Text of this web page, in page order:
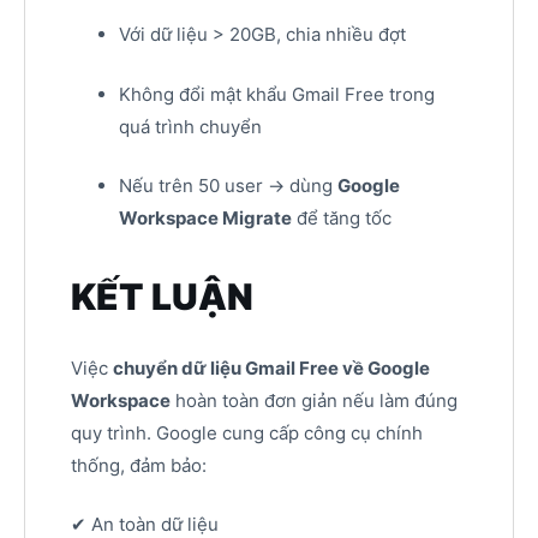
Với dữ liệu > 20GB, chia nhiều đợt
Không đổi mật khẩu Gmail Free trong
quá trình chuyển
Nếu trên 50 user → dùng Google
Workspace Migrateđể tăng tốc
KẾT LUẬN
Việc chuyển dữ liệu Gmail Free về Google
Workspacehoàn toàn đơn giản nếu làm đúng
quy trình. Google cung cấp công cụ chính
thống, đảm bảo:
✔ An toàn dữ liệu